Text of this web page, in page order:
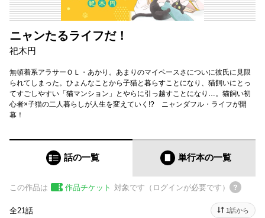
ニャンたるライフだ！
祀木円
無頓着系アラサーＯＬ・あかり。あまりのマイペースさについに彼氏に見限
られてしまった。ひょんなことから子猫と暮らすことになり、猫飼いにとっ
てすごしやすい「猫マンション」とやらに引っ越すことになり…。猫飼い初
心者×子猫の二人暮らしが人生を変えていく!? ニャンダフル・ライフが開
幕！
話の一覧 単行本の一覧
この作品は 作品チケット 対象です（ログインが必要です）
全21話 1話から